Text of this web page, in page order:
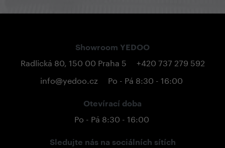
Showroom YEDOO
Radlická 80, 150 00 Praha 5
+420 737 279 592
info@yedoo.cz
Po - Pá 8:30 - 16:00
Otevírací doba
Po - Pá 8:30 - 16:00
Sledujte nás na sociálních sítích